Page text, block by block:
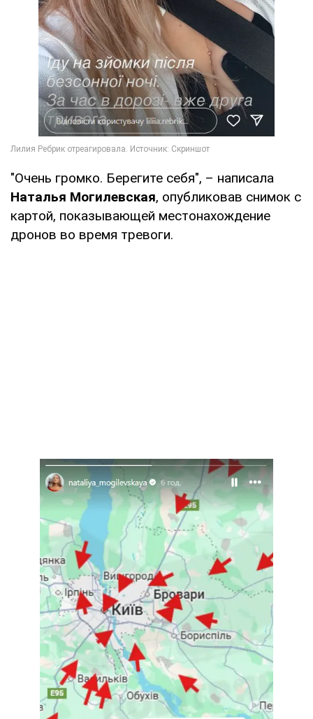
"Очень громко. Берегите себя", – написала
Наталья Могилевская, опубликовав снимок с
картой, показывающей местонахождение
дронов во время тревоги.